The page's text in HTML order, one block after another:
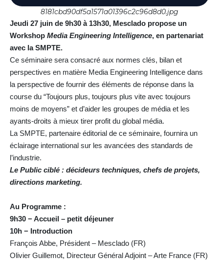
8181cbd90df5a1571a01396c2c96d8d0.jpg
Jeudi 27 juin de 9h30 à 13h30, Mesclado propose un
Workshop Media Engineering Intelligence, en partenariat
avec la SMPTE.
Ce séminaire sera consacré aux normes clés, bilan et
perspectives en matière Media Engineering Intelligence dans
la perspective de fournir des éléments de réponse dans la
course du “Toujours plus, toujours plus vite avec toujours
moins de moyens” et d’aider les groupes de média et les
ayants-droits à mieux tirer profit du global média.
La SMPTE, partenaire éditorial de ce séminaire, fournira un
éclairage international sur les avancées des standards de
l’industrie.
Le Public ciblé : décideurs techniques, chefs de projets,
directions marketing.
Au Programme :
9h30 − Accueil – petit déjeuner
10h − Introduction
François Abbe, Président – Mesclado (FR)
Olivier Guillemot, Directeur Général Adjoint – Arte France (FR)